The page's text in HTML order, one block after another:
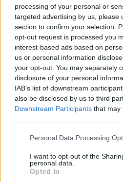
processing of your personal or
targeted advertising by us, please
section to confirm your selection.
opt-out request is processed you
interest-based ads based on
us or personal information
your opt-out. You may separately
disclosure of your personal
IAB’s list of downstream
also be disclosed by us to third
Downstream Participants that may
Please note that this website/app
not limited to your visit or usage
grant or deny consent to Google
use your data for below specified
Personal Data Processing
I want to opt-out of the
personal data.
Opted In
Αν τα χάσατε
Ανησυχία από το ξέσπασμα